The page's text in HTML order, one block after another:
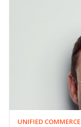
UNIFIED COMMERCE